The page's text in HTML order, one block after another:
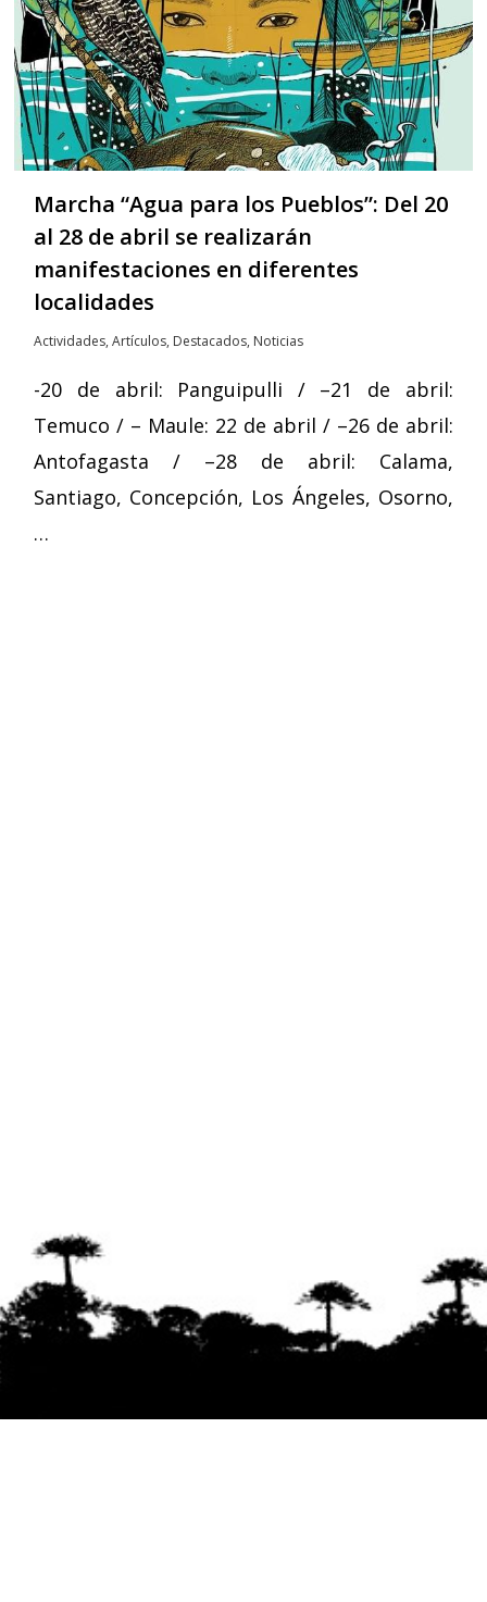
Marcha “Agua para los Pueblos”: Del 20
al 28 de abril se realizarán
manifestaciones en diferentes
localidades
Actividades,Artículos, Destacados, Noticias
-20 de abril: Panguipulli / –21 de abril:
Temuco / – Maule: 22 de abril / –26 de abril:
Antofagasta / –28 de abril: Calama,
Santiago, Concepción, Los Ángeles, Osorno,
…